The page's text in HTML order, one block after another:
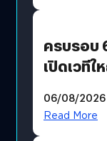
ครบรอบ
เปิดเวทีใ
แนวทาง
06/08/2026
Read More